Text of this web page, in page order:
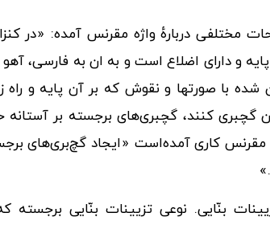
مختلفی دربارهٔ واژه مقرنس آمده: «در
و دارای اضلاع است و به ان به فارسی،
شده با صورتها و نقوش که بر آن پایه و راه
گچبری کنند، گچبری‌های برجسته بر آستانه
مقرنس کاری آمده‌است «ایجاد گچ‌بری‌های
بنّایی. نوعی تزیینات بنّایی برجسته